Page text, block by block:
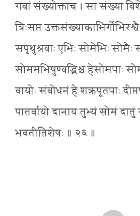
गवां संख्योक्ताच । सा संख्या
त्रिःसप्त
सपृथुश्रवाः एभिः सोमेभिः सोमैः
सोममभिषुण्वद्भिश्च हेसोमपाः
वायोः संबोधनं हे शक्रपूतपाः
पातर्वायो दानाय तुभ्यं सोमं दातुं
भवतीतिशेषः ॥ २६ ॥